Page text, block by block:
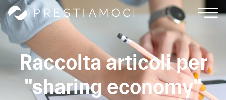
Raccolta articoli per
"sharing economy"